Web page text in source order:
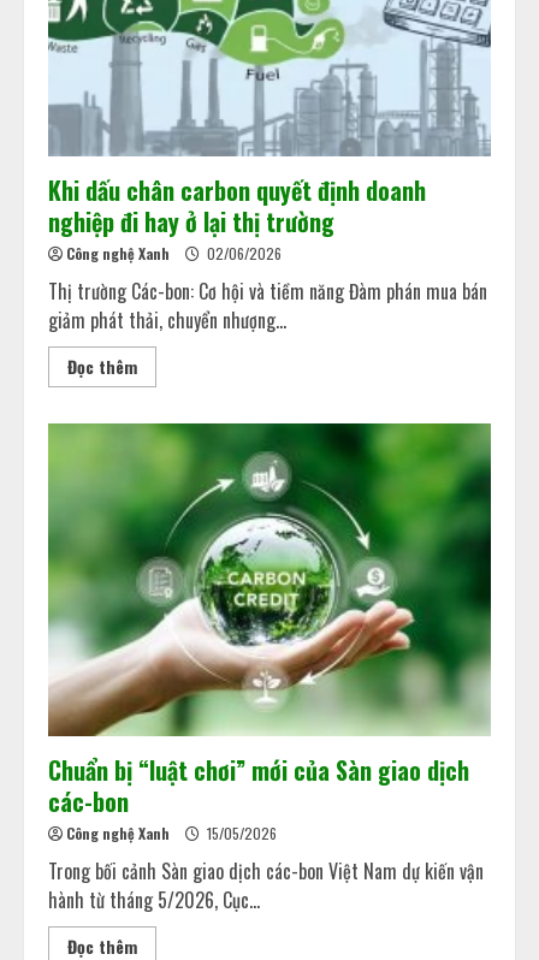
Khi dấu chân carbon quyết định doanh
nghiệp đi hay ở lại thị trường
Công nghệ Xanh 02/06/2026
Thị trường Các-bon: Cơ hội và tiềm năng Đàm phán mua bán
giảm phát thải, chuyển nhượng...
Đọc thêm
Chuẩn bị “luật chơi” mới của Sàn giao dịch
các-bon
Công nghệ Xanh 15/05/2026
Trong bối cảnh Sàn giao dịch các-bon Việt Nam dự kiến vận
hành từ tháng 5/2026, Cục...
Đọc thêm